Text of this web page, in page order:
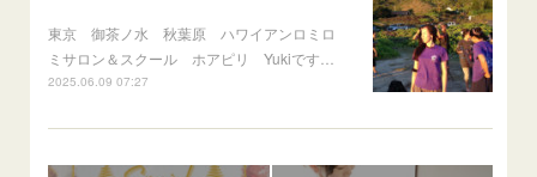
東京 御茶ノ水 秋葉原 ハワイアンロミロ
ミサロン＆スクール ホアピリ Yukiです…
2025.06.09 07:27